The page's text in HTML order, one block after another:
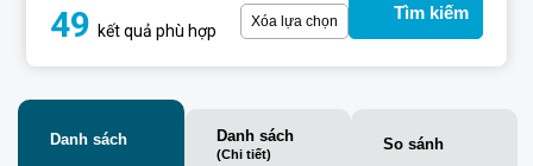
49 kết quả phù hợp Xóa lựa chọn Tìm kiếm
Danh sách Danh sách
(Chi tiết)
So sánh